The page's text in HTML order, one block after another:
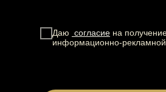
Даю согласие на
информационно-